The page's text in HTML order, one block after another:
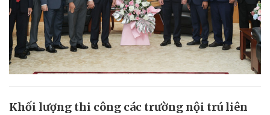
Khối lượng thi công các trường nội trú liên